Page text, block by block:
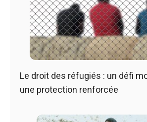
Le droit des réfugiés : un défi
une protection renforcée